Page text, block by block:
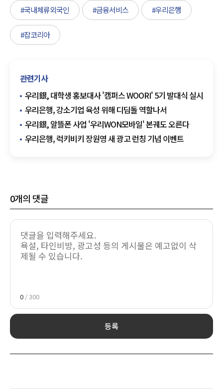
#국내체류외국인 #금융서비스 #우리은행
#잡코리아
관련기사
우리銀, 대학생 홍보대사 '캠퍼스 WOORI' 5기 발대식 실시
우리은행, 강소기업 육성 위해 디딤돌 역할나서
우리銀, 알뜰폰 사업 '우리WON모바일' 본궤도 오른다
우리은행, 럭키비키 장원영 새 광고 런칭 기념 이벤트
0개의 댓글
0 / 300
등록